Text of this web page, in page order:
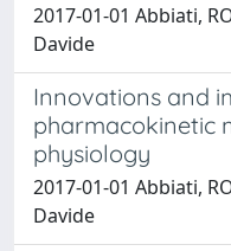
2017-01-01 Abbiati,
Davide
Innovations and
pharmacokinetic
physiology
2017-01-01 Abbiati,
Davide